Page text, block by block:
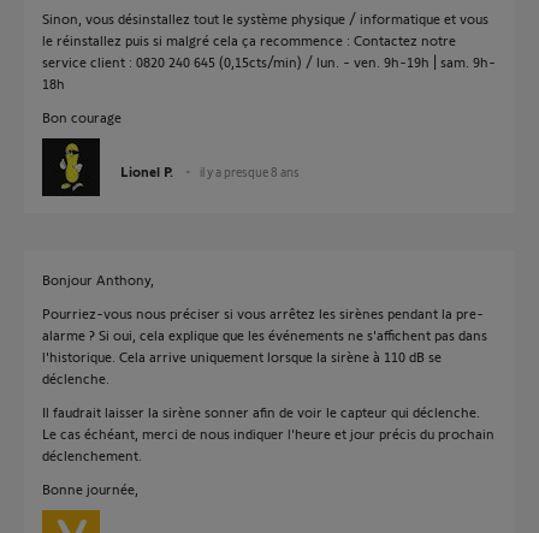
Sinon, vous désinstallez tout le système physique / informatique et vous
le réinstallez puis si malgré cela ça recommence : Contactez notre
service client : 0820 240 645 (0,15cts/min) / lun. - ven. 9h-19h | sam. 9h-
18h
Bon courage
Lionel P. il y a presque 8 ans
Bonjour Anthony,
Pourriez-vous nous préciser si vous arrêtez les sirènes pendant la pre-
alarme ? Si oui, cela explique que les événements ne s'affichent pas dans
l'historique. Cela arrive uniquement lorsque la sirène à 110 dB se
déclenche.
Il faudrait laisser la sirène sonner afin de voir le capteur qui déclenche.
Le cas échéant, merci de nous indiquer l'heure et jour précis du prochain
déclenchement.
Bonne journée,